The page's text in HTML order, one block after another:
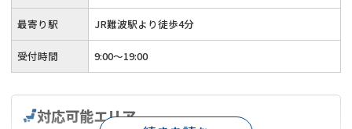
最寄り駅 JR難波駅より徒歩4分
受付時間 9:00～19:00
対応可能エリア